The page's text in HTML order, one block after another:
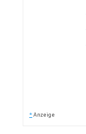
* Anzeige